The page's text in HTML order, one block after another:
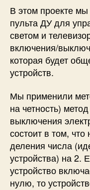
В этом проекте
пульта ДУ для
светом и
включения/
которая будет
устройств.
Мы применили
на четность)
выключения
состоит в том, что
деления числа
устройства) на 2.
устройство
нулю, то